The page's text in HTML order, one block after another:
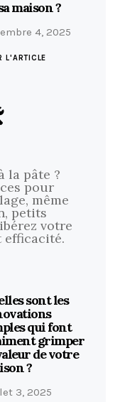
maison ?
4, 2025
L'ARTICLE
la pâte ?
pour
même
petits
votre
sont les
qui font
grimper
de votre
?
3, 2025